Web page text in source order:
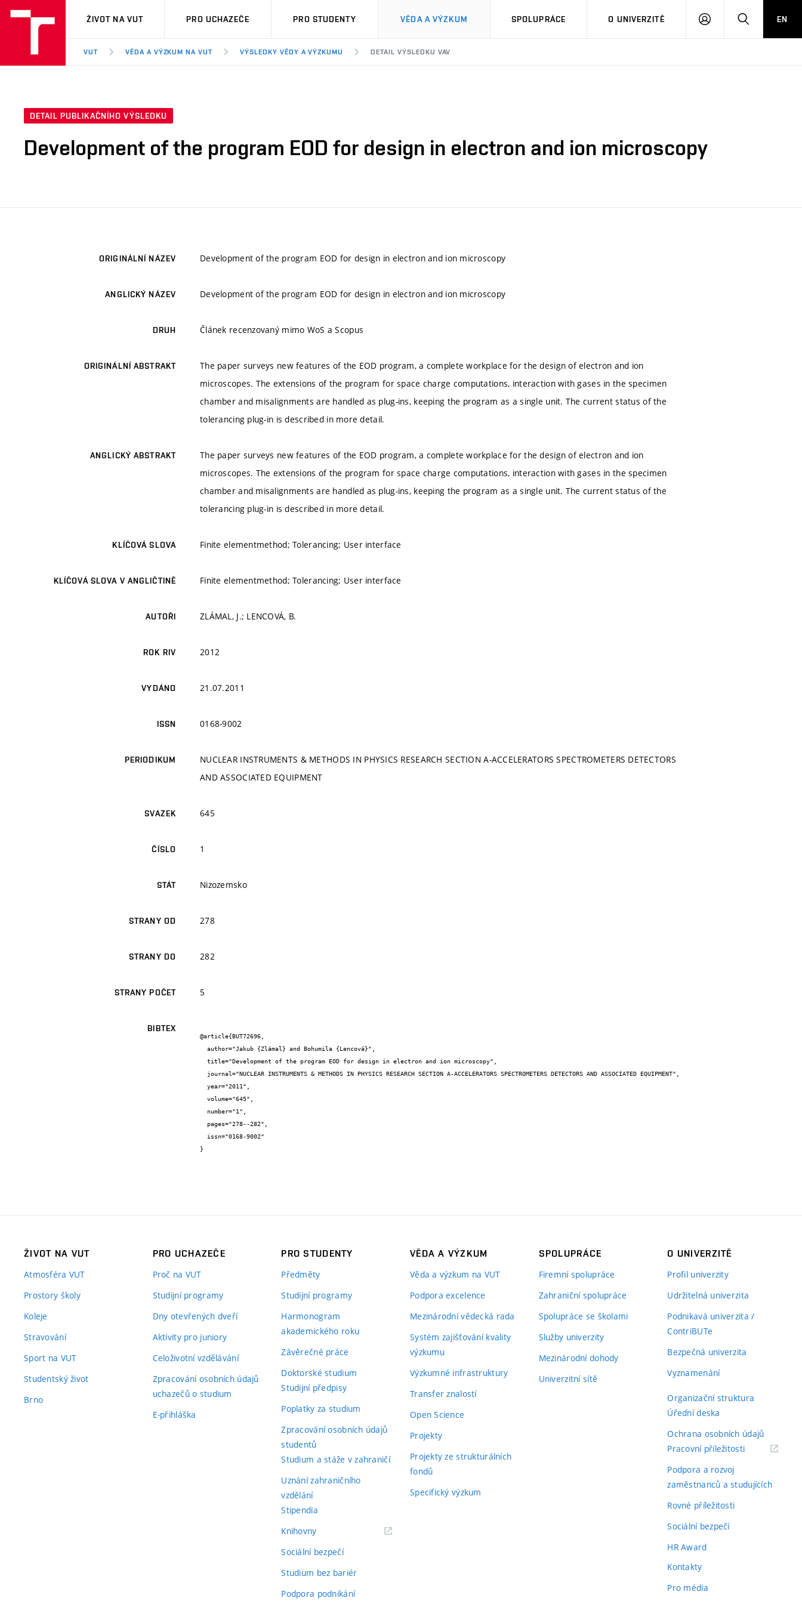
VUT
ŽIVOT NA VUT PRO UCHAZEČE PRO STUDENTY VĚDA A VÝZKUM SPOLUPRÁCE O UNIVERZITĚ
PŘIHLÁSIT HLEDATEN
VUT VĚDA A VÝZKUM NA VUT VÝSLEDKY VĚDY A VÝZKUMU DETAIL VÝSLEDKU VAV
DETAIL PUBLIKAČNÍHO VÝSLEDKU
Development of the program EOD for design in electron and ion microscopy
ORIGINÁLNÍ NÁZEV Development of the program EOD for design in electron and ion microscopy
ANGLICKÝ NÁZEV Development of the program EOD for design in electron and ion microscopy
DRUH Článek recenzovaný mimo WoS a Scopus
ORIGINÁLNÍ ABSTRAKT
The paper surveys new features of the EOD program, a complete workplace for the design of electron and ion
microscopes. The extensions of the program for space charge computations, interaction with gases in the specimen
chamber and misalignments are handled as plug-ins, keeping the program as a single unit. The current status of the
tolerancing plug-in is described in more detail.
ANGLICKÝ ABSTRAKT
The paper surveys new features of the EOD program, a complete workplace for the design of electron and ion
microscopes. The extensions of the program for space charge computations, interaction with gases in the specimen
chamber and misalignments are handled as plug-ins, keeping the program as a single unit. The current status of the
tolerancing plug-in is described in more detail.
KLÍČOVÁ SLOVA Finite elementmethod; Tolerancing; User interface
KLÍČOVÁ SLOVA V ANGLIČTINĚ Finite elementmethod; Tolerancing; User interface
AUTOŘI ZLÁMAL, J.; LENCOVÁ, B.
ROK RIV 2012
VYDÁNO 21.07.2011
ISSN 0168-9002
PERIODIKUM
NUCLEAR INSTRUMENTS & METHODS IN PHYSICS RESEARCH SECTION A-ACCELERATORS SPECTROMETERS DETECTORS
AND ASSOCIATED EQUIPMENT
SVAZEK 645
ČÍSLO 1
STÁT Nizozemsko
STRANY OD 278
STRANY DO 282
STRANY POČET 5
BIBTEX
@article{BUT72696,
}
ŽIVOT NA VUT
Atmosféra VUT
Prostory školy
Koleje
Stravování
Sport na VUT
Studentský život
Brno
PRO UCHAZEČE
Proč na VUT
Studijní programy
Dny otevřených dveří
Aktivity pro juniory
Celoživotní vzdělávání
Zpracování osobních údajů
uchazečů o studium
E-přihláška
PRO STUDENTY
Předměty
Studijní programy
Harmonogram
akademického roku
Závěrečné práce
Doktorské studium
Studijní předpisy
Poplatky za studium
Zpracování osobních údajů
studentů
Studium a stáže v zahraničí
Uznání zahraničního
vzdělání
Stipendia
Knihovny(externí
Sociální bezpečí
Studium bez bariér
Podpora podnikání
VĚDA A VÝZKUM
Věda a výzkum na VUT
Podpora excelence
Mezinárodní vědecká rada
Systém zajišťování kvality
výzkumu
Výzkumné infrastruktury
Transfer znalostí
Open Science
Projekty
Projekty ze strukturálních
fondů
Specifický výzkum
SPOLUPRÁCE
Firemní spolupráce
Zahraniční spolupráce
Spolupráce se školami
Služby univerzity
Mezinárodní dohody
Univerzitní sítě
O UNIVERZITĚ
Profil univerzity
Udržitelná univerzita
Podnikavá univerzita /
ContriBUTe
Bezpečná univerzita
Vyznamenání
Organizační struktura
Úřední deska
Ochrana osobních údajů
Pracovní příležitosti(externí
Podpora a rozvoj
zaměstnanců a studujících
Rovné příležitosti
Sociální bezpečí
HR Award
Kontakty
Pro média